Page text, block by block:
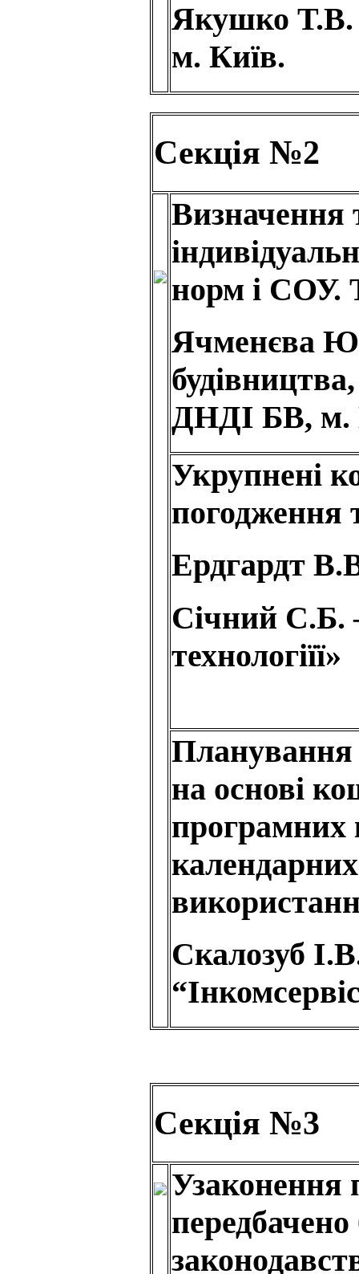
Якушко Т.В.
м. Київ.
Секція №2
Визначення
норм і СОУ.
Ячменєва Ю.
ДНДІ БВ, м.
Укрупнені
погодження
Ердгардт
Січний С.Б.
технологіїї»
Планування
на основі
програмних
Скалозуб
Секція №3
Узаконення
передбачено